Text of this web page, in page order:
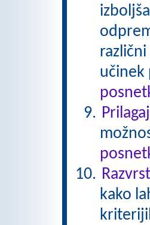
učinek
kako